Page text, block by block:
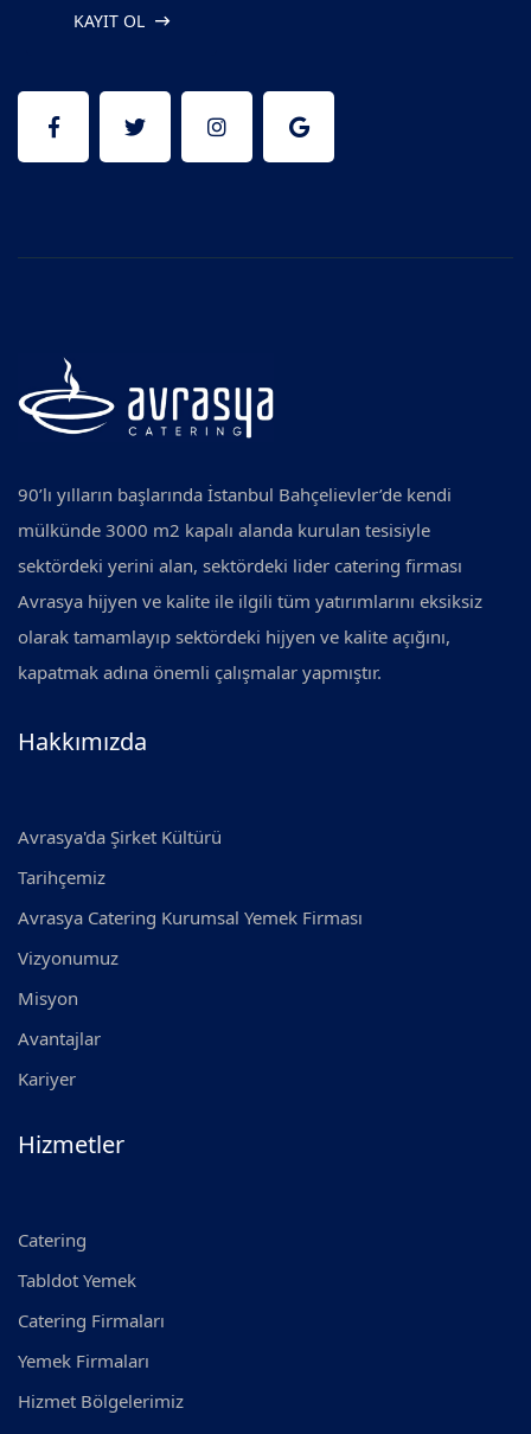
KAYIT OL
90’lı yılların başlarında İstanbul Bahçelievler’de kendi
mülkünde 3000 m2 kapalı alanda kurulan tesisiyle
sektördeki yerini alan, sektördeki lider catering firması
Avrasya hijyen ve kalite ile ilgili tüm yatırımlarını eksiksiz
olarak tamamlayıp sektördeki hijyen ve kalite açığını,
kapatmak adına önemli çalışmalar yapmıştır.
Hakkımızda
Avrasya'da Şirket Kültürü
Tarihçemiz
Avrasya Catering Kurumsal Yemek Firması
Vizyonumuz
Misyon
Avantajlar
Kariyer
Hizmetler
Catering
Tabldot Yemek
Catering Firmaları
Yemek Firmaları
Hizmet Bölgelerimiz